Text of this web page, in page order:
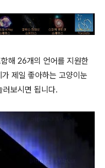
해 26개의 언어를 지원한
제일 좋아하는 고양이눈
러보시면 됩니다.